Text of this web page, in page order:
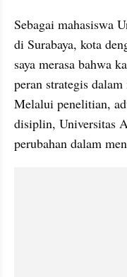
Sebagai mahasiswa
di Surabaya, kota
saya merasa bahwa
peran strategis
Melalui penelitian,
disiplin, Universitas
perubahan dalam